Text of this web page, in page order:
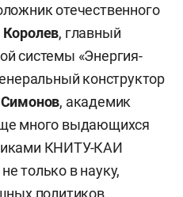
отечественного
Королев, главный
системы «Энергия-
конструктор
, академик
много выдающихся
КНИТУ-КАИ
только в науку,
политиков,